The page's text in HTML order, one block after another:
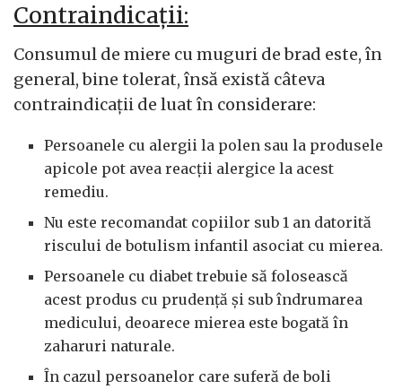
Contraindicații:
Consumul de miere cu muguri de brad este, în
general, bine tolerat, însă există câteva
contraindicații de luat în considerare:
Persoanele cu alergii la polen sau la produsele
apicole pot avea reacții alergice la acest
remediu.
Nu este recomandat copiilor sub 1 an datorită
riscului de botulism infantil asociat cu mierea.
Persoanele cu diabet trebuie să folosească
acest produs cu prudență și sub îndrumarea
medicului, deoarece mierea este bogată în
zaharuri naturale.
În cazul persoanelor care suferă de boli